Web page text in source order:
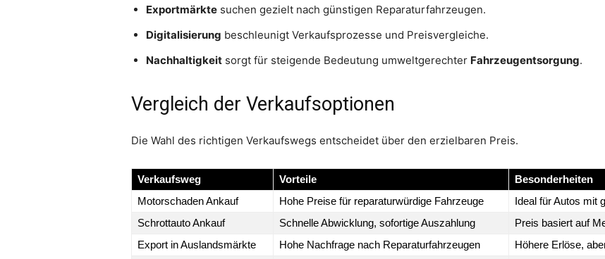
Exportmärkte suchen gezielt nach günstigen Reparaturfahrzeugen.
Digitalisierung beschleunigt Verkaufsprozesse und Preisvergleiche.
Nachhaltigkeit sorgt für steigende Bedeutung umweltgerechter Fahrzeugentsorgung.
Vergleich der Verkaufsoptionen
Die Wahl des richtigen Verkaufswegs entscheidet über den erzielbaren Preis.
Verkaufsweg Vorteile
Besonderheiten
Motorschaden Ankauf
Hohe Preise für reparaturwürdige Fahrzeuge
Ideal für Autos mit
Schrottauto Ankauf
Schnelle Abwicklung, sofortige Auszahlung
Preis basiert auf
Export in Auslandsmärkte
Hohe Nachfrage nach Reparaturfahrzeugen
Höhere Erlöse,